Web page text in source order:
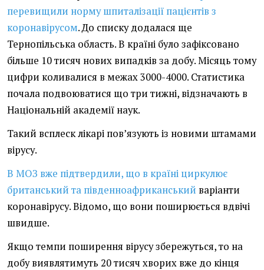
перевищили норму шпиталізації пацієнтів з
коронавірусом. До списку додалася ще
Тернопільська область. В країні було зафіксовано
більше 10 тисяч нових випадків за добу. Місяць тому
цифри коливалися в межах 3000-4000. Статистика
почала подвоюватися що три тижні, відзначають в
Національній академії наук.
Такий всплеск лікарі пов’язують із новими штамами
вірусу.
В МОЗ вже підтвердили, що в країні циркулює
британський та південноафриканський варіанти
коронавірусу. Відомо, що вони поширюється вдвічі
швидше.
Якщо темпи поширення вірусу збережуться, то на
добу виявлятимуть 20 тисяч хворих вже до кінця